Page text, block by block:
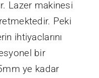
Lazer makinesi
Peki
ihtiyaclarını
bir
ye kadar